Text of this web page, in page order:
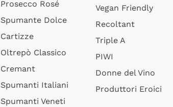
Prosecco Rosé
Spumante Dolce
Cartizze
Oltrepò Classico
Cremant
Spumanti Italiani
Spumanti Veneti
Vegan Friendly
Recoltant
Triple A
PIWI
Donne del Vino
Produttori Eroici